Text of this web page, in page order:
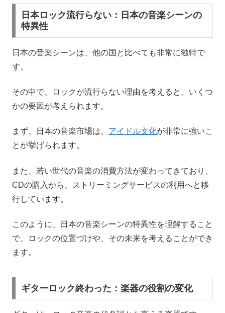
日本ロック流行らない：日本の音楽シーンの
特異性
日本の音楽シーンは、他の国と比べても非常に独特で
す。
その中で、ロックが流行らない理由を考えると、いくつ
かの要因が考えられます。
まず、日本の音楽市場は、 アイドル文化が非常に強いこ
とが挙げられます。
また、若い世代の音楽の消費方法が変わってきており、
CDの購入から、ストリーミングサービスの利用へと移
行しています。
このように、日本の音楽シーンの特異性を理解すること
で、ロックの位置づけや、その未来を考えることができ
ます。
ギターロック終わった：楽器の役割の変化